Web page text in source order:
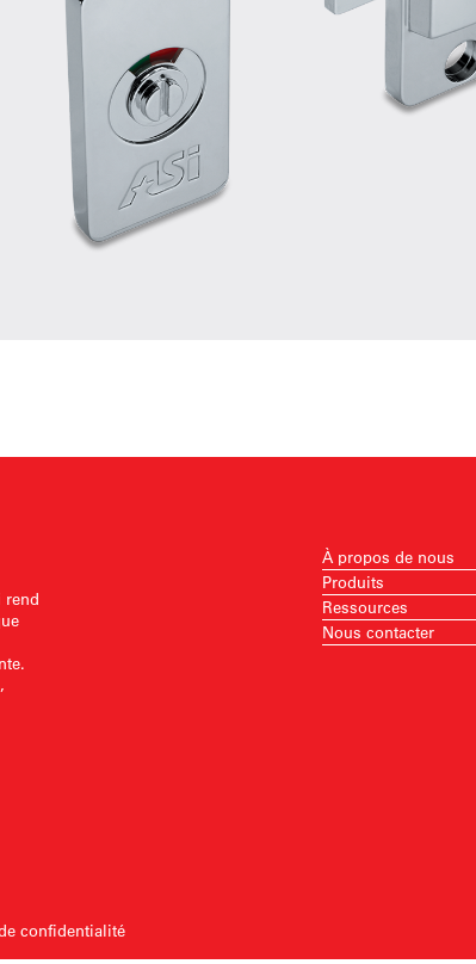
rend
À propos de nous
Produits
Ressources
Nous contacter
confidentialité